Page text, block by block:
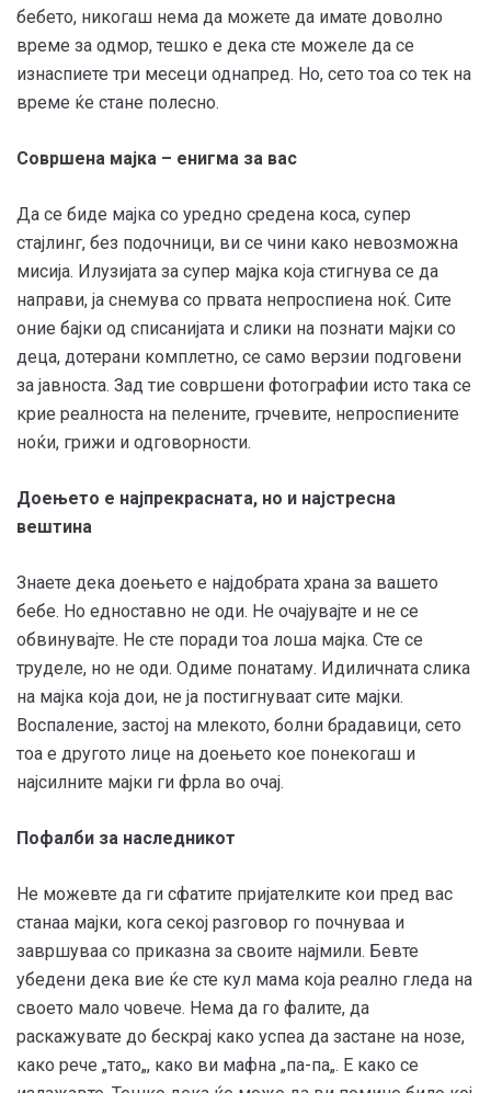
бебето, никогаш нема да можете да имате доволно
време за одмор, тешко е дека сте можеле да се
изнаспиете три месеци однапред. Но, сето тоа со тек на
време ќе стане полесно.
Совршена мајка – енигма за вас
Да се биде мајка со уредно средена коса, супер
стајлинг, без подочници, ви се чини како невозможна
мисија. Илузијата за супер мајка која стигнува се да
направи, ја снемува со првата непроспиена ноќ. Сите
оние бајки од списанијата и слики на познати мајки со
деца, дотерани комплетно, се само верзии подговени
за јавноста. Зад тие совршени фотографии исто така се
крие реалноста на пелените, грчевите, непроспиените
ноќи, грижи и одговорности.
Доењето е најпрекрасната, но и најстресна
вештина
Знаете дека доењето е најдобрата храна за вашето
бебе. Но едноставно не оди. Не очајувајте и не се
обвинувајте. Не сте поради тоа лоша мајка. Сте се
труделе, но не оди. Одиме понатаму. Идиличната слика
на мајка која дои, не ја постигнуваат сите мајки.
Воспаление, застој на млекото, болни брадавици, сето
тоа е другото лице на доењето кое понекогаш и
најсилните мајки ги фрла во очај.
Пофалби за наследникот
Не можевте да ги сфатите пријателките кои пред вас
станаа мајки, кога секој разговор го почнуваа и
завршуваа со приказна за своите најмили. Бевте
убедени дека вие ќе сте кул мама која реално гледа на
своето мало човече. Нема да го фалите, да
раскажувате до бескрај како успеа да застане на нозе,
како рече „тато„, како ви мафна „па-па„. Е како се